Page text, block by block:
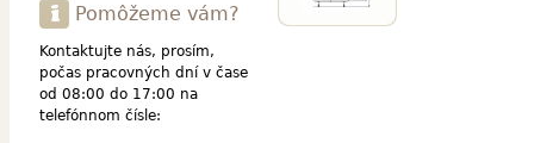
Pomôžeme vám?
Kontaktujte nás, prosím,
počas pracovných dní v čase
od 08:00 do 17:00 na
telefónnom čísle: